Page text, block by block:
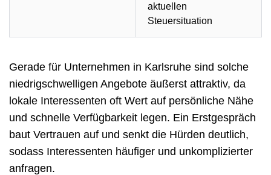
aktuellen
Steuersituation
Gerade für Unternehmen in Karlsruhe sind solche
niedrigschwelligen Angebote äußerst attraktiv, da
lokale Interessenten oft Wert auf persönliche Nähe
und schnelle Verfügbarkeit legen. Ein Erstgespräch
baut Vertrauen auf und senkt die Hürden deutlich,
sodass Interessenten häufiger und unkomplizierter
anfragen.